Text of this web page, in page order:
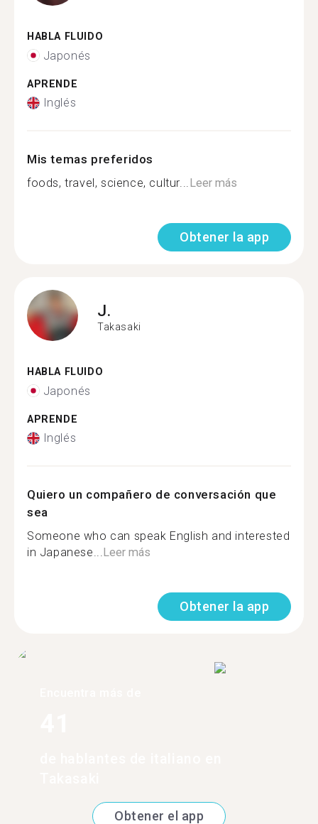
HABLA FLUIDO
Japonés
APRENDE
Inglés
Mis temas preferidos
foods, travel, science, cultur...Leer más
Obtener la app
J.
Takasaki
HABLA FLUIDO
Japonés
APRENDE
Inglés
Quiero un compañero de conversación que
sea
Someone who can speak English and interested
in Japanese...Leer más
Obtener la app
Obtener el app